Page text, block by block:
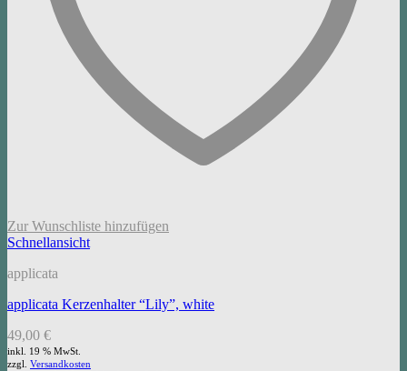
Zur Wunschliste hinzufügen
Schnellansicht
applicata
applicata Kerzenhalter “Lily”, white
49,00 €
inkl. 19 % MwSt.
zzgl. Versandkosten